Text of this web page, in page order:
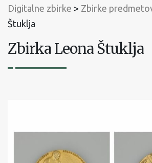
Digitalne zbirke > Zbirke
Štuklja
Zbirka Leona Štuklja